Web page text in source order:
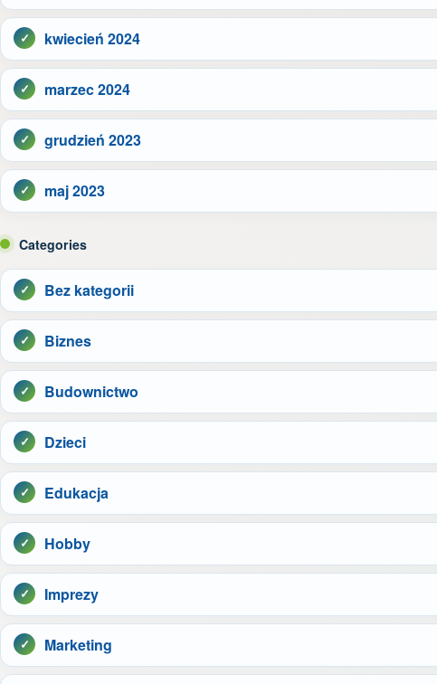
kwiecień 2024
marzec 2024
grudzień 2023
maj 2023
Categories
Bez kategorii
Biznes
Budownictwo
Dzieci
Edukacja
Hobby
Imprezy
Marketing